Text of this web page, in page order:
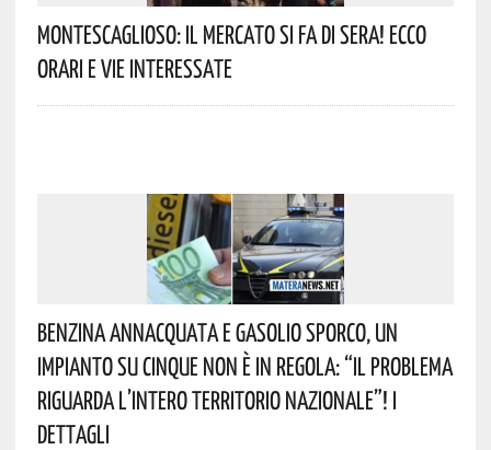
Montescaglioso: Il Mercato Si Fa Di Sera! Ecco
Orari E Vie Interessate
Benzina Annacquata E Gasolio Sporco, Un
Impianto Su Cinque Non È In Regola: “il Problema
Riguarda L’intero Territorio Nazionale”! I
Dettagli